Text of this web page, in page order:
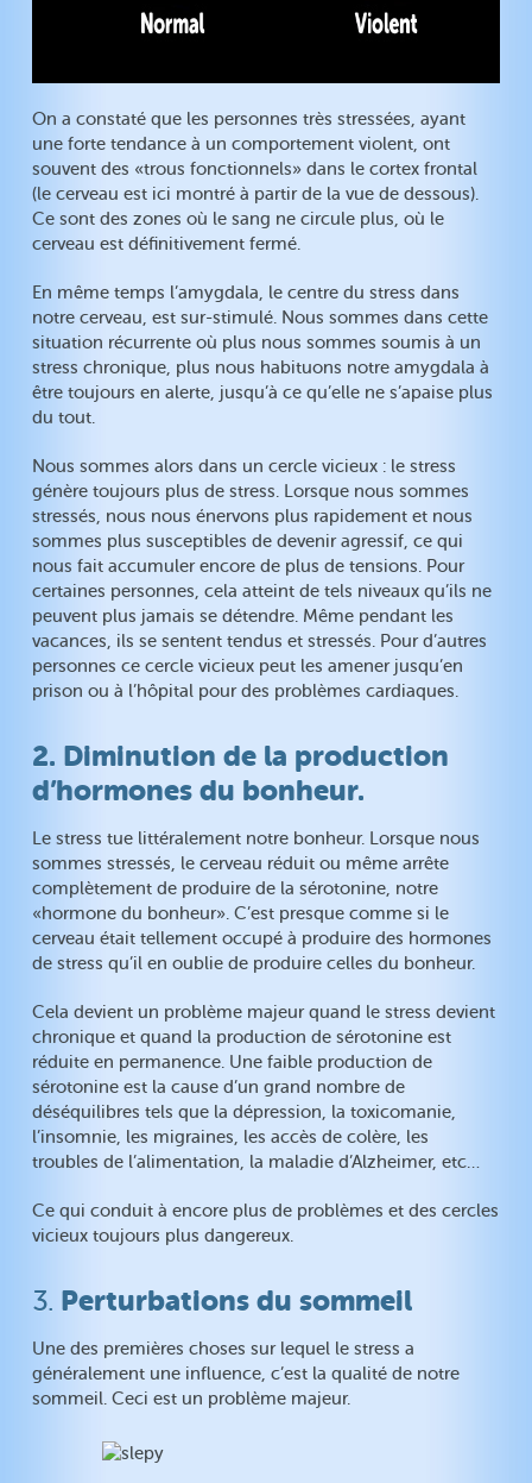
On a constaté que les personnes très stressées, ayant
une forte tendance à un comportement violent, ont
souvent des «trous fonctionnels» dans le cortex frontal
(le cerveau est ici montré à partir de la vue de dessous).
Ce sont des zones où le sang ne circule plus, où le
cerveau est définitivement fermé.
En même temps l’amygdala, le centre du stress dans
notre cerveau, est sur-stimulé. Nous sommes dans cette
situation récurrente où plus nous sommes soumis à un
stress chronique, plus nous habituons notre amygdala à
être toujours en alerte, jusqu’à ce qu’elle ne s’apaise plus
du tout.
Nous sommes alors dans un cercle vicieux : le stress
génère toujours plus de stress. Lorsque nous sommes
stressés, nous nous énervons plus rapidement et nous
sommes plus susceptibles de devenir agressif, ce qui
nous fait accumuler encore de plus de tensions. Pour
certaines personnes, cela atteint de tels niveaux qu’ils ne
peuvent plus jamais se détendre. Même pendant les
vacances, ils se sentent tendus et stressés. Pour d’autres
personnes ce cercle vicieux peut les amener jusqu’en
prison ou à l’hôpital pour des problèmes cardiaques.
2. Diminution de la production
d’hormones du bonheur.
Le stress tue littéralement notre bonheur. Lorsque nous
sommes stressés, le cerveau réduit ou même arrête
complètement de produire de la sérotonine, notre
«hormone du bonheur». C’est presque comme si le
cerveau était tellement occupé à produire des hormones
de stress qu’il en oublie de produire celles du bonheur.
Cela devient un problème majeur quand le stress devient
chronique et quand la production de sérotonine est
réduite en permanence. Une faible production de
sérotonine est la cause d’un grand nombre de
déséquilibres tels que la dépression, la toxicomanie,
l’insomnie, les migraines, les accès de colère, les
troubles de l’alimentation, la maladie d’Alzheimer, etc…
Ce qui conduit à encore plus de problèmes et des cercles
vicieux toujours plus dangereux.
3. Perturbations du sommeil
Une des premières choses sur lequel le stress a
généralement une influence, c’est la qualité de notre
sommeil. Ceci est un problème majeur.